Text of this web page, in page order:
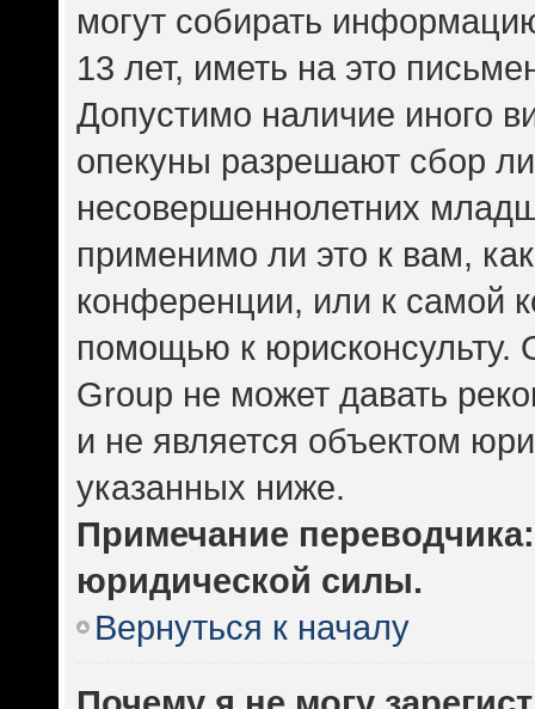
могут собирать
13 лет, иметь на это
Допустимо наличие иного
опекуны разрешают сбор
несовершеннолетних
применимо ли это к вам,
конференции, или к самой
помощью к юрисконсульту.
Group не может давать
и не является объектом
указанных ниже.
Примечание
юридической силы.
Вернуться к началу